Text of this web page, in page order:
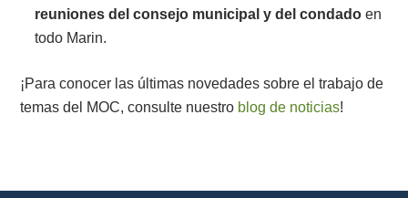
reuniones del consejo municipal y del condado en
todo Marin.
¡Para conocer las últimas novedades sobre el trabajo de
temas del MOC, consulte nuestro blog de noticias!